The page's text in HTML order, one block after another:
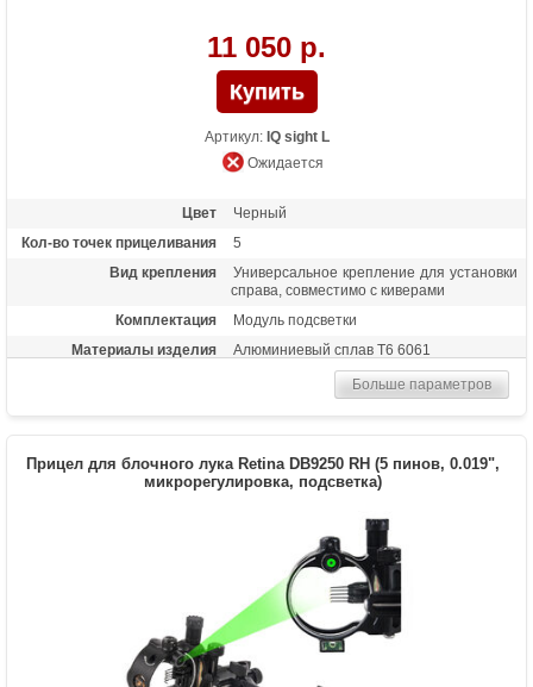
11 050 р.
Артикул: IQ sight L
Ожидается
Цвет
Черный
Кол-во точек прицеливания
5
Вид крепления
Универсальное крепление для установки
справа, совместимо с киверами
Комплектация
Модуль подсветки
Материалы изделия
Алюминиевый сплав Т6 6061
Яркие удлиненные метки из оптоволокна
толщиной 0.019 дюйма, металлические
пины, пузырьковый и 3D уровень Retina
Lock, регулировка по 3 осям (горизонт и
дальше слайдер), настройка без
использования инструментов
Больше параметров
Прицел для блочного лука Retina DB9250 RH (5 пинов, 0.019",
микрорегулировка, подсветка)